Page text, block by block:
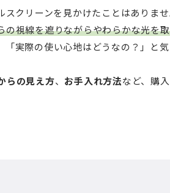
クリーンを見かけたことはありませ
の視線を遮りながらやわらかな光を
実際の使い心地はどうなの？」と気
らの見え方、 お手入れ方法など、購